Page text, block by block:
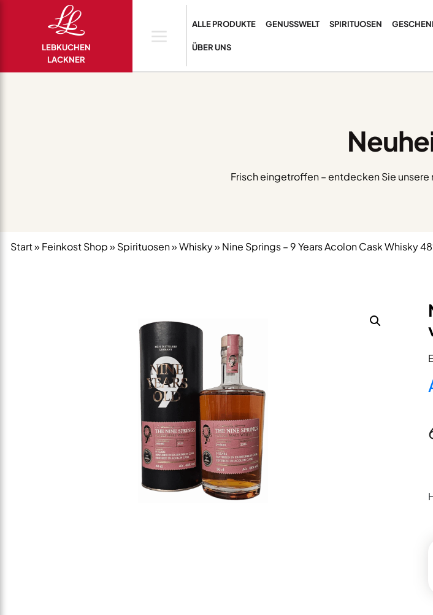
LEBKUCHEN
LACKNER
ALLE PRODUKTE GENUSSWELT SPIRITUOSEN
ÜBER UNS
Frisch eingetroffen – entdecken Sie
Start» Feinkost Shop» Spirituosen»Whisky» Nine Springs – 9 Years Acolon Cask Whisky